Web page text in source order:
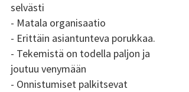
selvästi
- Matala organisaatio
- Erittäin asiantunteva porukkaa.
- Tekemistä on todella paljon ja
joutuu venymään
- Onnistumiset palkitsevat